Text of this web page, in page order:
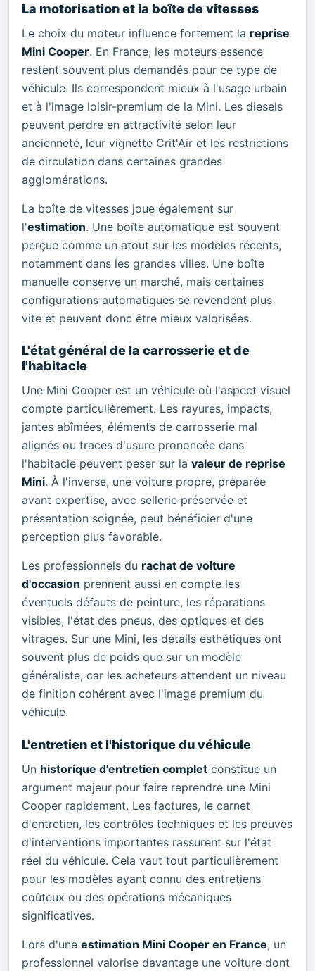
La motorisation et la boîte de vitesses
Le choix du moteur influence fortement la reprise
Mini Cooper. En France, les moteurs essence
restent souvent plus demandés pour ce type de
véhicule. Ils correspondent mieux à l'usage urbain
et à l'image loisir-premium de la Mini. Les diesels
peuvent perdre en attractivité selon leur
ancienneté, leur vignette Crit'Air et les restrictions
de circulation dans certaines grandes
agglomérations.
La boîte de vitesses joue également sur
l'estimation. Une boîte automatique est souvent
perçue comme un atout sur les modèles récents,
notamment dans les grandes villes. Une boîte
manuelle conserve un marché, mais certaines
configurations automatiques se revendent plus
vite et peuvent donc être mieux valorisées.
L'état général de la carrosserie et de
l'habitacle
Une Mini Cooper est un véhicule où l'aspect visuel
compte particulièrement. Les rayures, impacts,
jantes abîmées, éléments de carrosserie mal
alignés ou traces d'usure prononcée dans
l'habitacle peuvent peser sur la valeur de reprise
Mini. À l'inverse, une voiture propre, préparée
avant expertise, avec sellerie préservée et
présentation soignée, peut bénéficier d'une
perception plus favorable.
Les professionnels du rachat de voiture
d'occasion prennent aussi en compte les
éventuels défauts de peinture, les réparations
visibles, l'état des pneus, des optiques et des
vitrages. Sur une Mini, les détails esthétiques ont
souvent plus de poids que sur un modèle
généraliste, car les acheteurs attendent un niveau
de finition cohérent avec l'image premium du
véhicule.
L'entretien et l'historique du véhicule
Un historique d'entretien complet constitue un
argument majeur pour faire reprendre une Mini
Cooper rapidement. Les factures, le carnet
d'entretien, les contrôles techniques et les preuves
d'interventions importantes rassurent sur l'état
réel du véhicule. Cela vaut tout particulièrement
pour les modèles ayant connu des entretiens
coûteux ou des opérations mécaniques
significatives.
Lors d'une estimation Mini Cooper en France, un
professionnel valorise davantage une voiture dont